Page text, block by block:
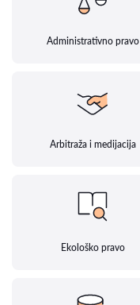
Administrativno pravo
Arbitraža i medijacija
Ekološko pravo